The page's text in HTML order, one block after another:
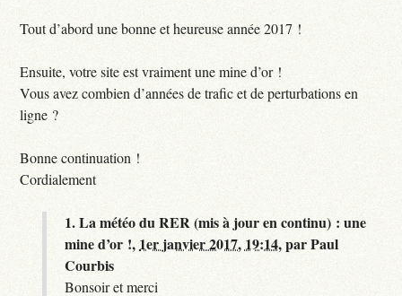
Tout d’abord une bonne et heureuse année 2017 !
Ensuite, votre site est vraiment une mine d’or !
Vous avez combien d’années de trafic et de perturbations en
ligne ?
Bonne continuation !
Cordialement
1.La météo du RER (mis à jour en continu) : une
mine d’or !, 1er janvier 2017, 19:14,parPaul
Courbis
Bonsoir et merci